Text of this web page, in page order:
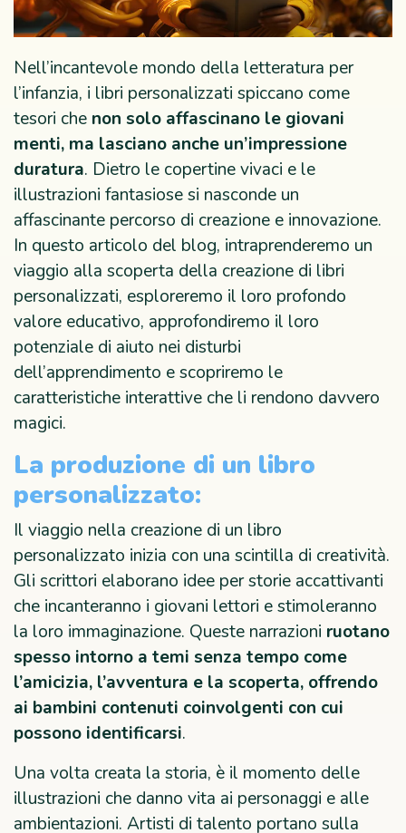
Nell’incantevole mondo della letteratura per
l’infanzia, i libri personalizzati spiccano come
tesori che non solo affascinano le giovani
menti, ma lasciano anche un’impressione
duratura. Dietro le copertine vivaci e le
illustrazioni fantasiose si nasconde un
affascinante percorso di creazione e innovazione.
In questo articolo del blog, intraprenderemo un
viaggio alla scoperta della creazione di libri
personalizzati, esploreremo il loro profondo
valore educativo, approfondiremo il loro
potenziale di aiuto nei disturbi
dell’apprendimento e scopriremo le
caratteristiche interattive che li rendono davvero
magici.
La produzione di un libro
personalizzato:
Il viaggio nella creazione di un libro
personalizzato inizia con una scintilla di creatività.
Gli scrittori elaborano idee per storie accattivanti
che incanteranno i giovani lettori e stimoleranno
la loro immaginazione. Queste narrazioni ruotano
spesso intorno a temi senza tempo come
l’amicizia, l’avventura e la scoperta, offrendo
ai bambini contenuti coinvolgenti con cui
possono identificarsi.
Una volta creata la storia, è il momento delle
illustrazioni che danno vita ai personaggi e alle
ambientazioni. Artisti di talento portano sulla